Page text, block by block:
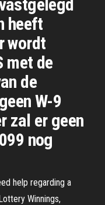
heeft
wordt
met de
de
W-9
zal er geen
nog
help regarding a
Winnings,